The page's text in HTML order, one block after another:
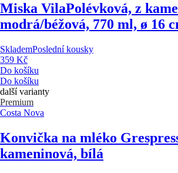
Miska VilaPolévková, z
modrá/béžová, 770 ml, ø 16
SklademPoslední kousky
359 Kč
Do košíku
Do košíku
další varianty
Premium
Costa Nova
Konvička na mléko
kameninová, bílá